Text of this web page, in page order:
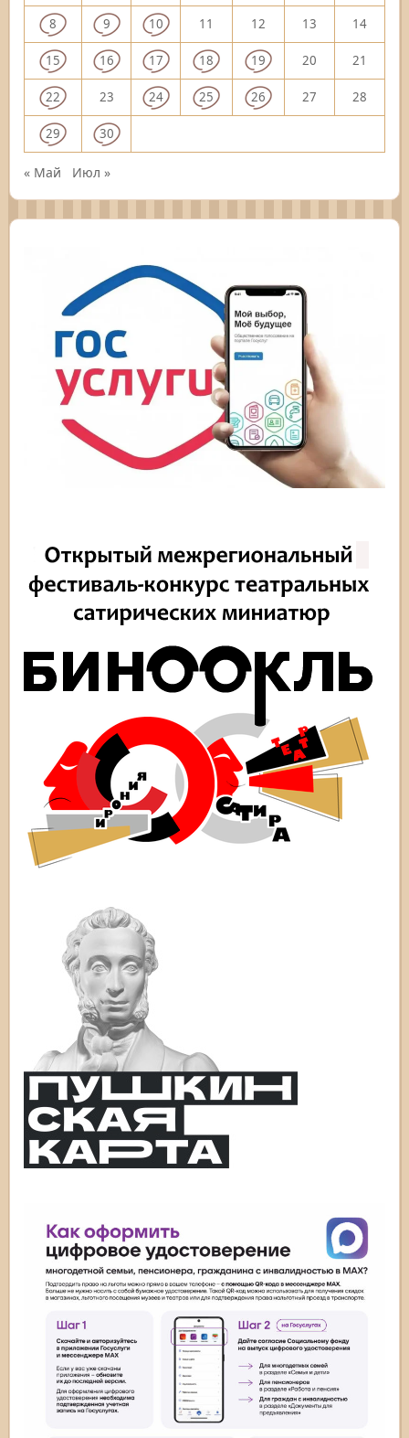
8 9 10 11 12 13 14
15 16 17 18 19 20 21
22 23 24 25 26 27 28
29 30
« Май Июл »